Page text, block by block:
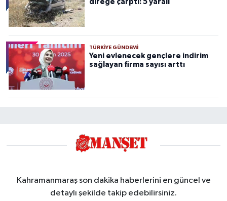
direğe çarptı: 5 yaralı
TÜRKIYE GÜNDEMI
Yeni evlenecek gençlere indirim
sağlayan firma sayısı arttı
Kahramanmaraş son dakika haberlerini en güncel ve
detaylı şekilde takip edebilirsiniz.